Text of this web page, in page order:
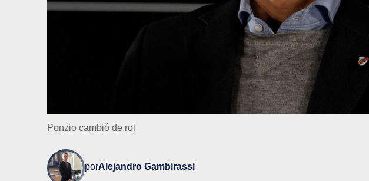
Ponzio cambió de rol
porAlejandro Gambirassi